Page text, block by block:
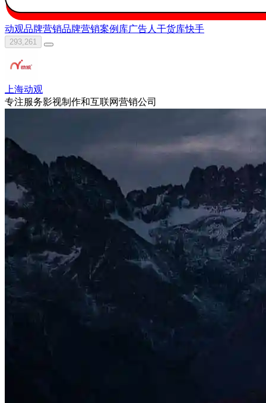
动观品牌营销品牌营销案例库广告人干货库快手
293,261
上海动观
专注服务影视制作和互联网营销公司